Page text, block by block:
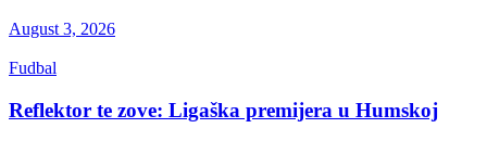
August 3, 2026
Fudbal
Reflektor te zove: Ligaška premijera u Humskoj